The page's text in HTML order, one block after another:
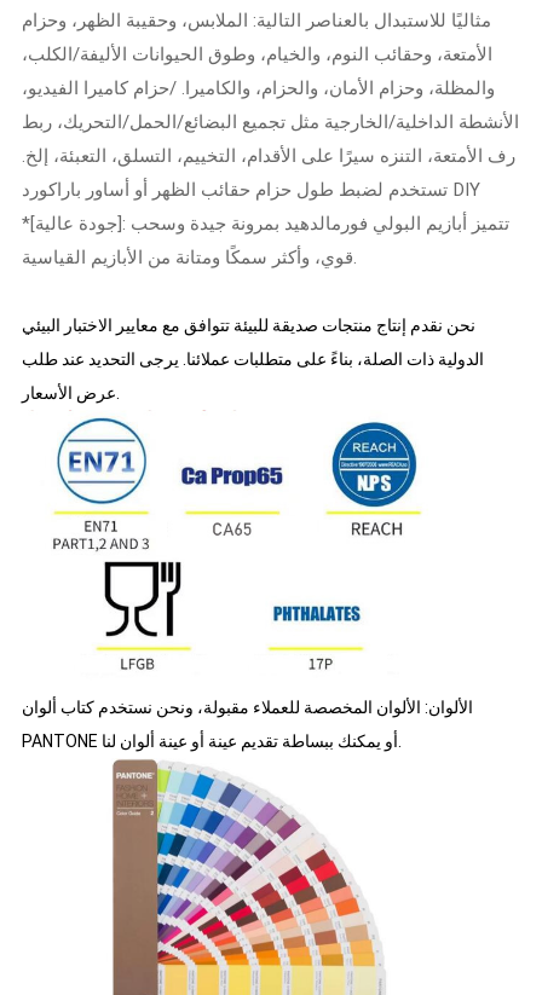
مثاليًا للاستبدال بالعناصر التالية: الملابس، وحقيبة الظهر، وحزام
الأمتعة، وحقائب النوم، والخيام، وطوق الحيوانات الأليفة/الكلب،
والمظلة، وحزام الأمان، والحزام، والكاميرا. /حزام كاميرا الفيديو،
الأنشطة الداخلية/الخارجية مثل تجميع البضائع/الحمل/التحريك، ربط
رف الأمتعة، التنزه سيرًا على الأقدام، التخييم، التسلق، التعبئة، إلخ.
تستخدم لضبط طول حزام حقائب الظهر أو أساور باراكورد DIY
*[جودة عالية]: تتميز أبازيم البولي فورمالدهيد بمرونة جيدة وسحب
قوي، وأكثر سمكًا ومتانة من الأبازيم القياسية.
نحن نقدم إنتاج منتجات صديقة للبيئة تتوافق مع معايير الاختبار البيئي
الدولية ذات الصلة، بناءً على متطلبات عملائنا. يرجى التحديد عند طلب
الألوان: الألوان المخصصة للعملاء مقبولة، ونحن نستخدم كتاب ألوان
PANTONE أو يمكنك ببساطة تقديم عينة أو عينة ألوان لنا.